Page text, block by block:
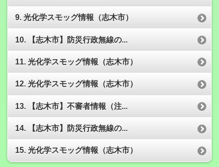
9. 光化学スモッグ情報（志木市）
10. 【志木市】防災行政無線の...
11. 光化学スモッグ情報（志木市）
12. 光化学スモッグ情報（志木市）
13. 【志木市】不審者情報（注...
14. 【志木市】防災行政無線の...
15. 光化学スモッグ情報（志木市）